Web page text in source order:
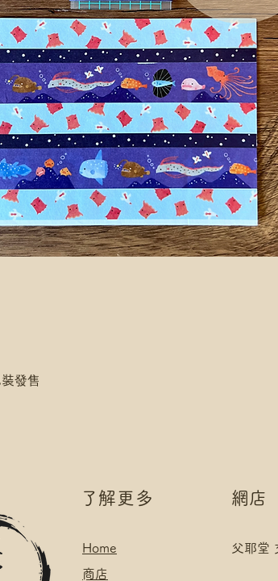
發售
​了解更多 網店
Home
​商店
父耶堂